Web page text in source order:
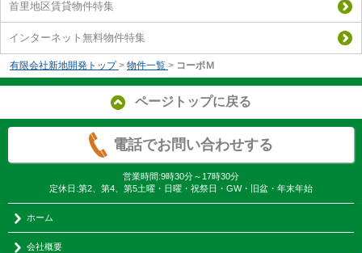
首里地区賃貸物件特集
インターネット無料物件特集
有限会社新地開発トップ > 物件一覧 > コーポＭ
ページトップに戻る
電話でお問い合わせする
営業時間:9時30分～17時30分
定休日:第2、第4、第5土曜・日曜・祝祭日・GW・旧盆・年末年始
ホーム
会社概要